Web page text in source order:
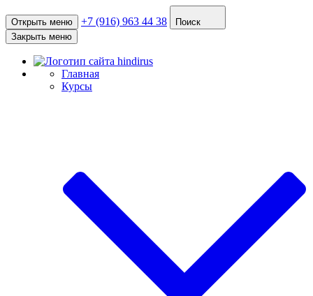
Открыть меню +7 (916) 963 44 38
Поиск
Закрыть меню
Главная
Курсы